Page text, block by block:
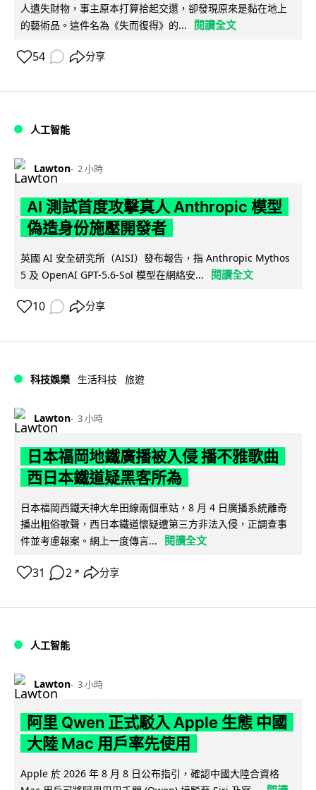
人遺失財物，事主原本打算拾起交還，卻發現原來是黏在地上
的藝術品。這件名為《失而復得》的...
閱讀全文
54 分享
人工智能
Lawton 2 小時
AI 測試首度攻擊真人 Anthropic 模型
偽造身份施壓開發者
英國 AI 安全研究所（AISI）發布報告，指 Anthropic Mythos
5 及 OpenAI GPT-5.6-Sol 模型在網絡安...
閱讀全文
10 分享
科技娛樂 生活科技 旅遊
Lawton 3 小時
日本福岡地鐵廣播被入侵 播不雅歌曲
西日本鐵道疑黑客所為
日本福岡西鐵天神大牟田線兩個車站，8 月 4 日廣播系統離奇
播出粗俗歌聲，西日本鐵道懷疑遭第三方非法入侵，正調查事
件並考慮報案。網上一度傳言...
閱讀全文
31 2 ↗ 分享
人工智能
Lawton 3 小時
阿里 Qwen 正式駁入 Apple 生態 中國
大陸 Mac 用戶率先使用
Apple 於 2026 年 8 月 8 日公布指引，確認中國大陸合資格